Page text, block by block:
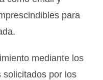
para
mediante los
solicitados por los